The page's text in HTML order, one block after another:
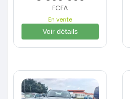
FCFA
En vente
Voir détails